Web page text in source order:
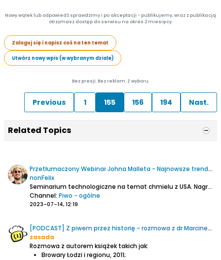
Nowy wątek lub odpowiedź sprawdzimy i po akceptacji - publikujemy, wraz z publikacją
otrzymasz dostęp do serwisu na okres 2 miesięcy.
Zaloguj się i napisz coś na ten temat
Utwórz nowy wpis (w wybranym dziale)
Bez presji. Bez reklam. Z wyboru.
Previous 1 155 156 194 Nast.
Related Topics
Przetłumaczony Webinar Johna Malleta - Najnowsze trendy w chmieleniu i marketingu
nonFelix
Seminarium technologiczne na temat chmielu z USA. Nagrano 26 maja 2023 r
Channel: Piwo - ogólne
2023-07-14, 12:19
[PODCAST] Z piwem przez historię - rozmowa z dr Marcinem Szymańskim
zasada
Rozmowa z autorem książek takich jak:
Browary Łodzi i regionu, 2011;